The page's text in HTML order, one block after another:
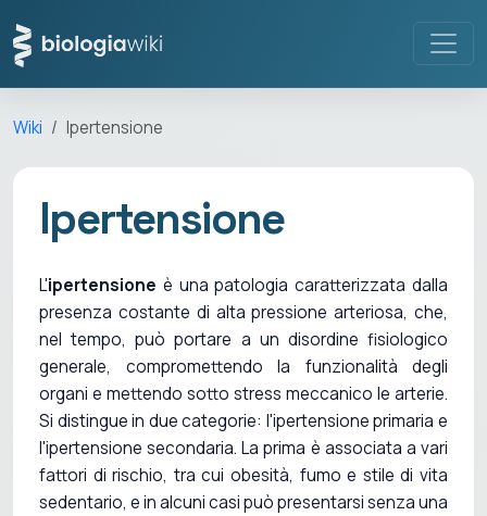
Wiki Ipertensione
Ipertensione
L'ipertensione è una patologia caratterizzata dalla
presenza costante di alta pressione arteriosa, che,
nel tempo, può portare a un disordine fisiologico
generale, compromettendo la funzionalità degli
organi e mettendo sotto stress meccanico le arterie.
Si distingue in due categorie: l'ipertensione primaria e
l'ipertensione secondaria. La prima è associata a vari
fattori di rischio, tra cui obesità, fumo e stile di vita
sedentario, e in alcuni casi può presentarsi senza una